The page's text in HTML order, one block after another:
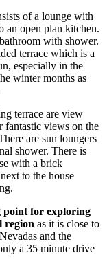
of a lounge with
an open plan kitchen.
with shower.
terrace which is a
especially in the
winter months as
terrace are view
fantastic views on the
are sun loungers
shower. There is
with a brick
to the house
point for exploring
region as it is close to
and the
a 35 minute drive